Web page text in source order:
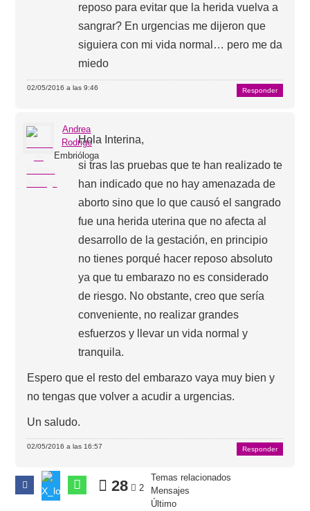
reposo para evitar que la herida vuelva a
sangrar? En urgencias me dijeron que
siguiera con mi vida normal… pero me da
miedo
02/05/2016 a las 9:46 Responder
Andrea
Rodrigo
Embrióloga
Hola Interina,
si tras las pruebas que te han realizado te
han indicado que no hay amenazada de
aborto sino que lo que causó el sangrado
fue una herida uterina que no afecta al
desarrollo de la gestación, en principio
no tienes porqué hacer reposo absoluto
ya que tu embarazo no es considerado
de riesgo. No obstante, creo que sería
conveniente, no realizar grandes
esfuerzos y llevar un vida normal y
tranquila.
Espero que el resto del embarazo vaya muy bien y
no tengas que volver a acudir a urgencias.
Un saludo.
02/05/2016 a las 16:57 Responder
28 2
Temas relacionados
Mensajes
Último